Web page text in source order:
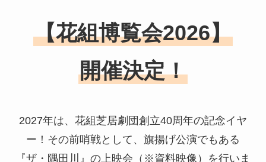
【花組博覧会2026】
開催決定！
2027年は、花組芝居劇団創立40周年の記念イヤ
ー！ その前哨戦として、旗揚げ公演でもある
『ザ・隅田川』の上映会（※資料映像）を行いま